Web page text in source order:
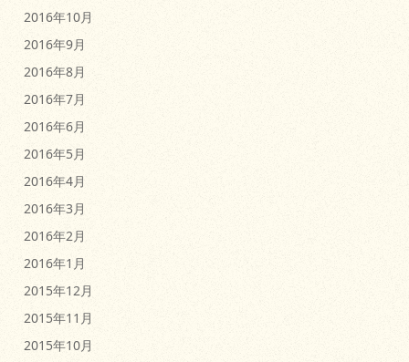
2016年10月
2016年9月
2016年8月
2016年7月
2016年6月
2016年5月
2016年4月
2016年3月
2016年2月
2016年1月
2015年12月
2015年11月
2015年10月